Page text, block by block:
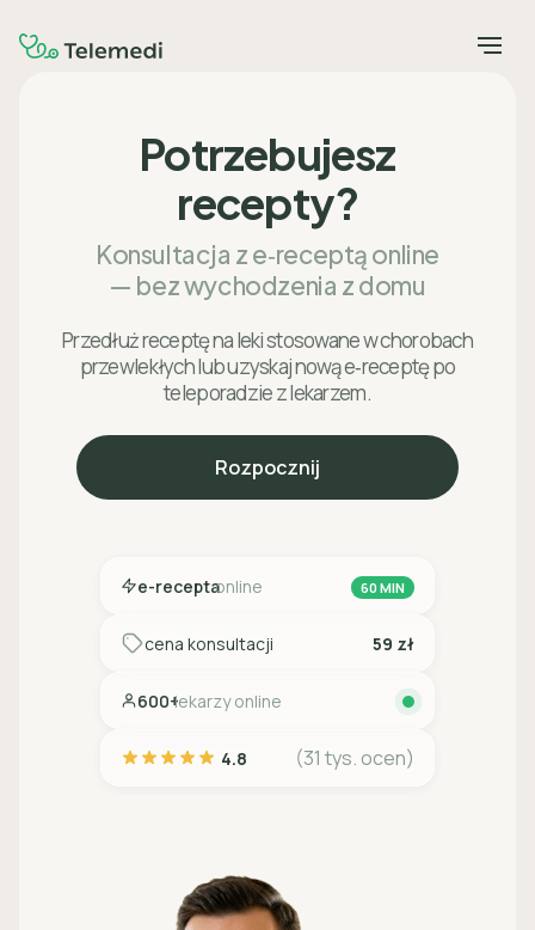
Potrzebujesz
recepty?
Konsultacja z e‑receptą online
— bez wychodzenia z domu
Przedłuż receptę na leki stosowane w chorobach
przewlekłych lub uzyskaj nową e‑receptę po
teleporadzie z lekarzem.
Rozpocznij
e-receptaonline 60 MIN
cena konsultacji 59 zł
600+lekarzy online
4.8 (31 tys. ocen)